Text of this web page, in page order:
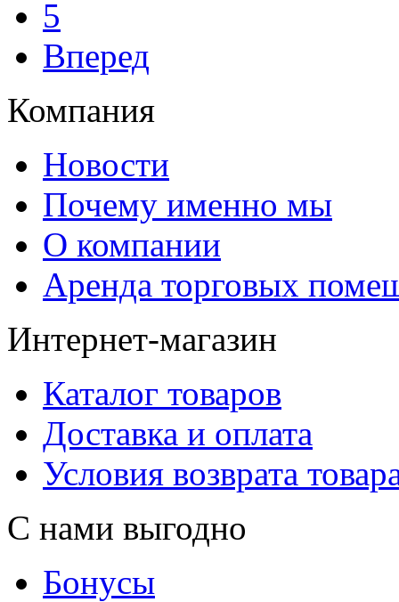
5
Вперед
Компания
Новости
Почему именно мы
О компании
Аренда торговых
Интернет-магазин
Каталог товаров
Доставка и оплата
Условия возврата
С нами выгодно
Бонусы